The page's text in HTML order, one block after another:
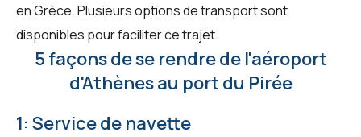
en Grèce. Plusieurs options de transport sont
disponibles pour faciliter ce trajet.
5 façons de se rendre de l'aéroport
d'Athènes au port du Pirée
1: Service de navette